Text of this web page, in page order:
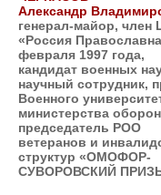
Александр
генерал-майор,
«Россия
февраля 1997 года,
кандидат военных
научный сотрудник,
Военного
министерства
председатель РОО
ветеранов и
структур «ОМОФОР-
СУВОРОВСКИЙ